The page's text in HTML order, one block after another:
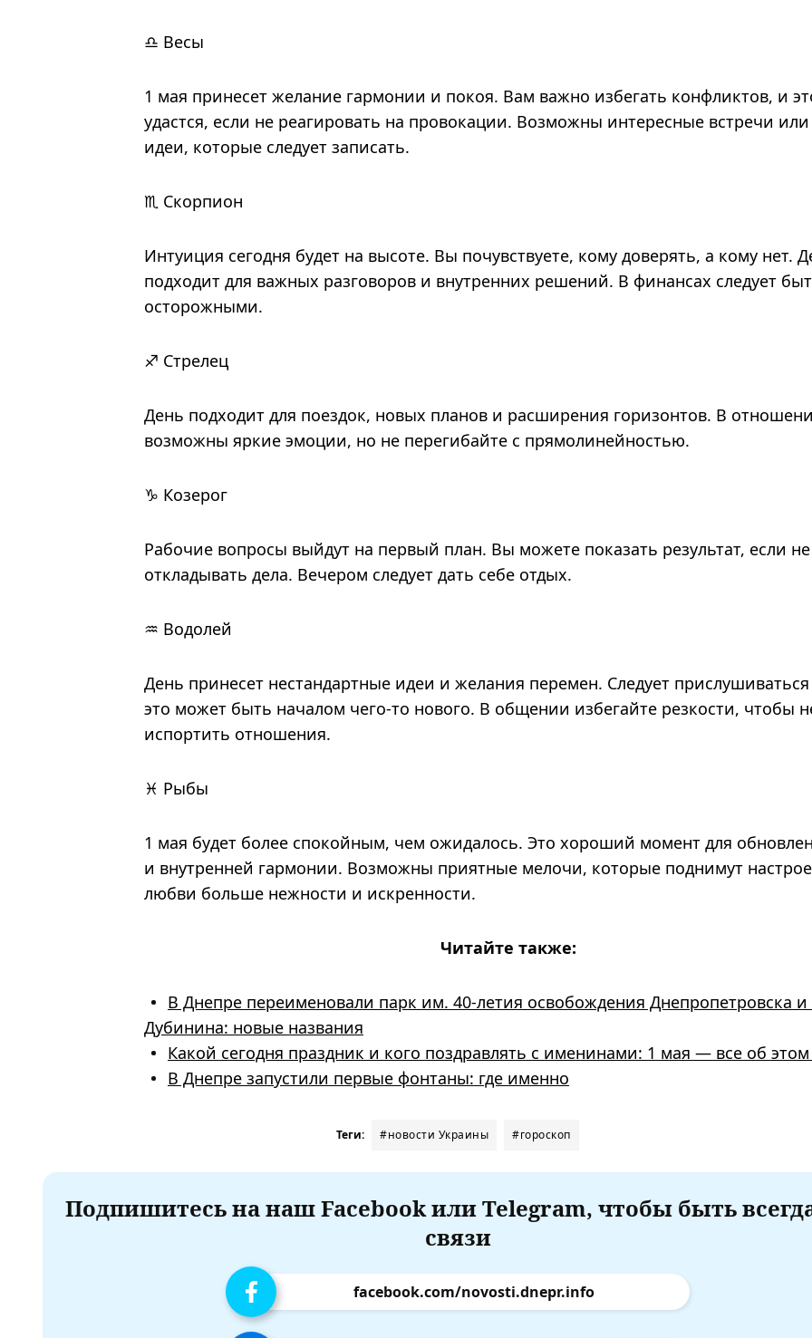
♎ Весы
1 мая принесет желание гармонии и покоя. Вам важно избегать конфликтов, и
удастся, если не реагировать на провокации. Возможны интересные встречи
идеи, которые следует записать.
♏ Скорпион
Интуиция сегодня будет на высоте. Вы почувствуете, кому доверять, а кому нет.
подходит для важных разговоров и внутренних решений. В финансах следует
осторожными.
♐ Стрелец
День подходит для поездок, новых планов и расширения горизонтов. В
возможны яркие эмоции, но не перегибайте с прямолинейностью.
♑ Козерог
Рабочие вопросы выйдут на первый план. Вы можете показать результат, если не
откладывать дела. Вечером следует дать себе отдых.
♒ Водолей
День принесет нестандартные идеи и желания перемен. Следует прислушиваться
это может быть началом чего-то нового. В общении избегайте резкости, чтобы
испортить отношения.
♓ Рыбы
1 мая будет более спокойным, чем ожидалось. Это хороший момент для
и внутренней гармонии. Возможны приятные мелочи, которые поднимут
любви больше нежности и искренности.
Читайте также:
В Днепре переименовали парк им. 40-летия освобождения Днепропетровска и
Дубинина: новые названия
Какой сегодня праздник и кого поздравлять с именинами: 1 мая — все об
В Днепре запустили первые фонтаны: где именно
Теги: #новости Украины #гороскоп
Подпишитесь на наш Facebook или Telegram, чтобы быть
связи
facebook.com/novosti.dnepr.info